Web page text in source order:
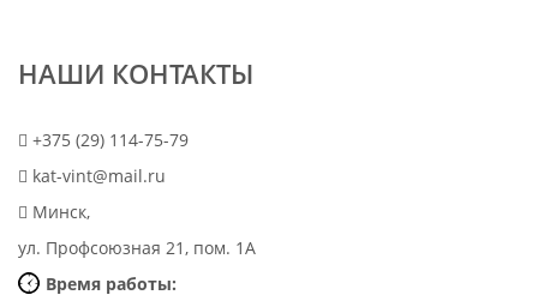
НАШИ КОНТАКТЫ
+375 (29) 114-75-79
kat-vint@mail.ru
Минск,
ул. Профсоюзная 21, пом. 1А
Время работы: